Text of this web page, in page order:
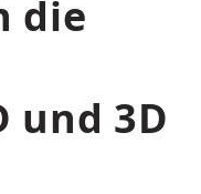
die
und 3D